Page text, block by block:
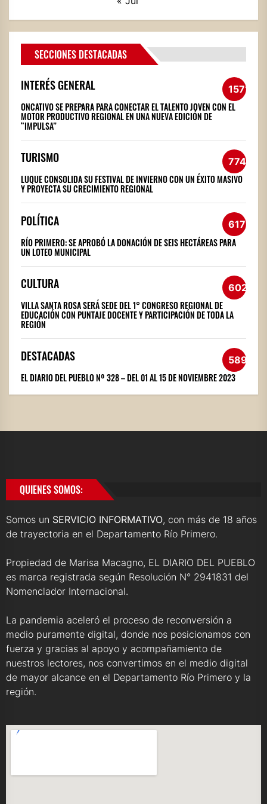
SECCIONES DESTACADAS
INTERÉS GENERAL 1571
ONCATIVO SE PREPARA PARA CONECTAR EL TALENTO JOVEN CON EL
MOTOR PRODUCTIVO REGIONAL EN UNA NUEVA EDICIÓN DE
“IMPULSA”
TURISMO 774
LUQUE CONSOLIDA SU FESTIVAL DE INVIERNO CON UN ÉXITO MASIVO
Y PROYECTA SU CRECIMIENTO REGIONAL
POLÍTICA 617
RÍO PRIMERO: SE APROBÓ LA DONACIÓN DE SEIS HECTÁREAS PARA
UN LOTEO MUNICIPAL
CULTURA 602
VILLA SANTA ROSA SERÁ SEDE DEL 1° CONGRESO REGIONAL DE
EDUCACIÓN CON PUNTAJE DOCENTE Y PARTICIPACIÓN DE TODA LA
REGIÓN
DESTACADAS 589
EL DIARIO DEL PUEBLO Nº 328 – DEL 01 AL 15 DE NOVIEMBRE 2023
QUIENES SOMOS:
Somos un SERVICIO INFORMATIVO, con más de 18 años
de trayectoria en el Departamento Río Primero.
Propiedad de Marisa Macagno, EL DIARIO DEL PUEBLO
es marca registrada según Resolución N° 2941831 del
Nomenclador Internacional.
La pandemia aceleró el proceso de reconversión a
medio puramente digital, donde nos posicionamos con
fuerza y gracias al apoyo y acompañamiento de
nuestros lectores, nos convertimos en el medio digital
de mayor alcance en el Departamento Río Primero y la
región.